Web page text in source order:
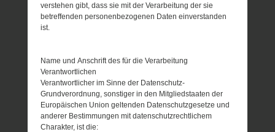
verstehen gibt, dass sie mit der Verarbeitung der sie
betreffenden personenbezogenen Daten einverstanden
ist.
Name und Anschrift des für die Verarbeitung
Verantwortlichen
Verantwortlicher im Sinne der Datenschutz-
Grundverordnung, sonstiger in den Mitgliedstaaten der
Europäischen Union geltenden Datenschutzgesetze und
anderer Bestimmungen mit datenschutzrechtlichem
Charakter, ist die: